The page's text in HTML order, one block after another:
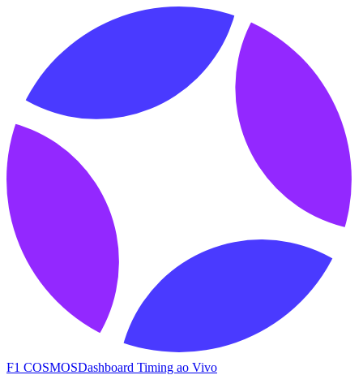
F1 COSMOSDashboard Timing ao Vivo